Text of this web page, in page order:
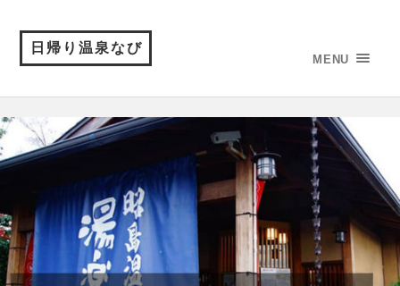
日帰り温泉なび
MENU